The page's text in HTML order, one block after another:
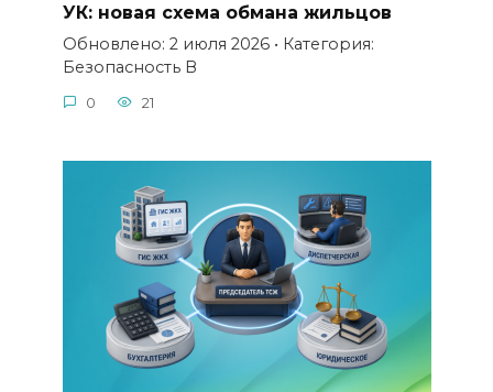
УК: новая схема обмана жильцов
Обновлено: 2 июля 2026 • Категория:
Безопасность В
0 21